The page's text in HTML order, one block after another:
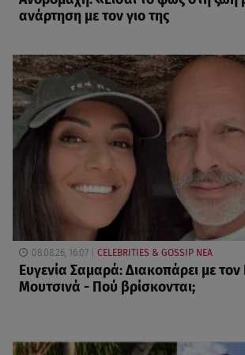
ανάρτηση με τον γιο της
08.08.26, 16:07 CELEBRITIES & GOSSIP ΝΕΑ
Ευγενία Σαμαρά: Διακοπάρει με τον
Μουτσινά - Πού βρίσκονται;